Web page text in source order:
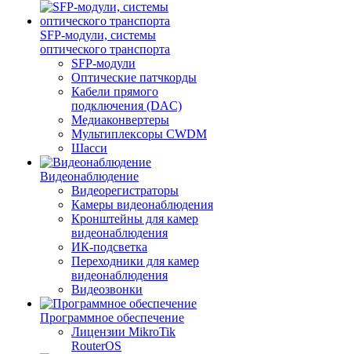
SFP-модули, системы
оптического транспорта
SFP-модули
Оптические патчкорды
Кабели прямого
подключения (DAC)
Медиаконвертеры
Мультиплексоры CWDM
Шасси
Видеонаблюдение
Видеорегистраторы
Камеры видеонаблюдения
Кронштейны для камер
видеонаблюдения
ИК-подсветка
Переходники для камер
видеонаблюдения
Видеозвонки
Программное обеспечение
Лицензии MikroTik
RouterOS